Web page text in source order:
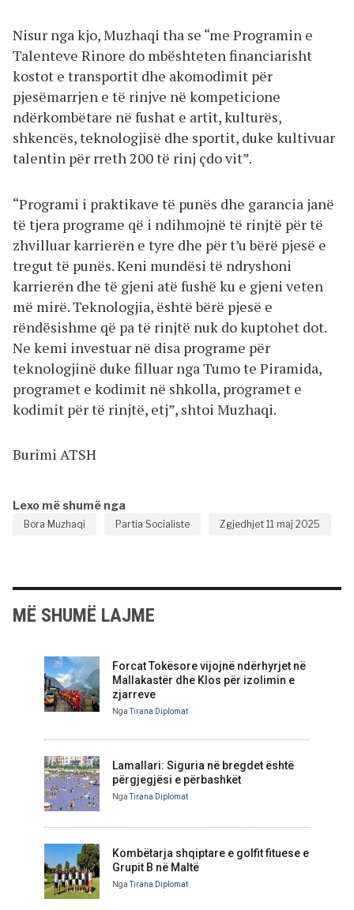
Nisur nga kjo, Muzhaqi tha se “me Programin e
Talenteve Rinore do mbështeten financiarisht
kostot e transportit dhe akomodimit për
pjesëmarrjen e të rinjve në kompeticione
ndërkombëtare në fushat e artit, kulturës,
shkencës, teknologjisë dhe sportit, duke kultivuar
talentin për rreth 200 të rinj çdo vit”.
“Programi i praktikave të punës dhe garancia janë
të tjera programe që i ndihmojnë të rinjtë për të
zhvilluar karrierën e tyre dhe për t’u bërë pjesë e
tregut të punës. Keni mundësi të ndryshoni
karrierën dhe të gjeni atë fushë ku e gjeni veten
më mirë. Teknologjia, është bërë pjesë e
rëndësishme që pa të rinjtë nuk do kuptohet dot.
Ne kemi investuar në disa programe për
teknologjinë duke filluar nga Tumo te Piramida,
programet e kodimit në shkolla, programet e
kodimit për të rinjtë, etj”, shtoi Muzhaqi.
Burimi ATSH
Lexo më shumë nga
Bora Muzhaqi Partia Socialiste Zgjedhjet 11 maj 2025
MË SHUMË LAJME
Forcat Tokësore vijojnë ndërhyrjet në
Mallakastër dhe Klos për izolimin e
zjarreve
NgaTirana Diplomat
Lamallari: Siguria në bregdet është
përgjegjësi e përbashkët
NgaTirana Diplomat
Kombëtarja shqiptare e golfit fituese e
Grupit B në Maltë
NgaTirana Diplomat